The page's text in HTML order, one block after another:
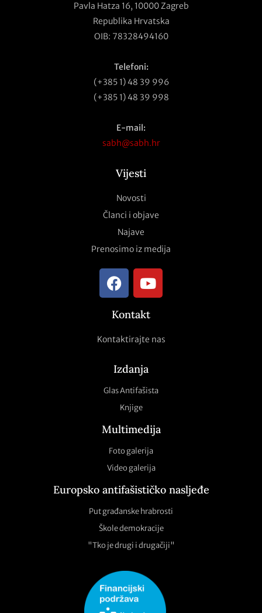
Pavla Hatza 16, 10000 Zagreb
Republika Hrvatska
OIB: 78328494160
Telefoni:
(+385 1) 48 39 996
(+385 1) 48 39 998
E-mail:
sabh@sabh.hr
Vijesti
Novosti
Članci i objave
Najave
Prenosimo iz medija
Kontakt
Kontaktirajte nas
Izdanja
Glas Antifašista
Knjige
Multimedija
Foto galerija
Video galerija
Europsko antifašističko nasljeđe
Put građanske hrabrosti
Škole demokracije
"Tko je drugi i drugačiji"